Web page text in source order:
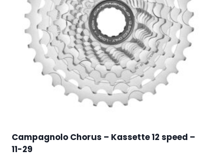
Campagnolo Chorus – Kassette 12 speed –
11-29